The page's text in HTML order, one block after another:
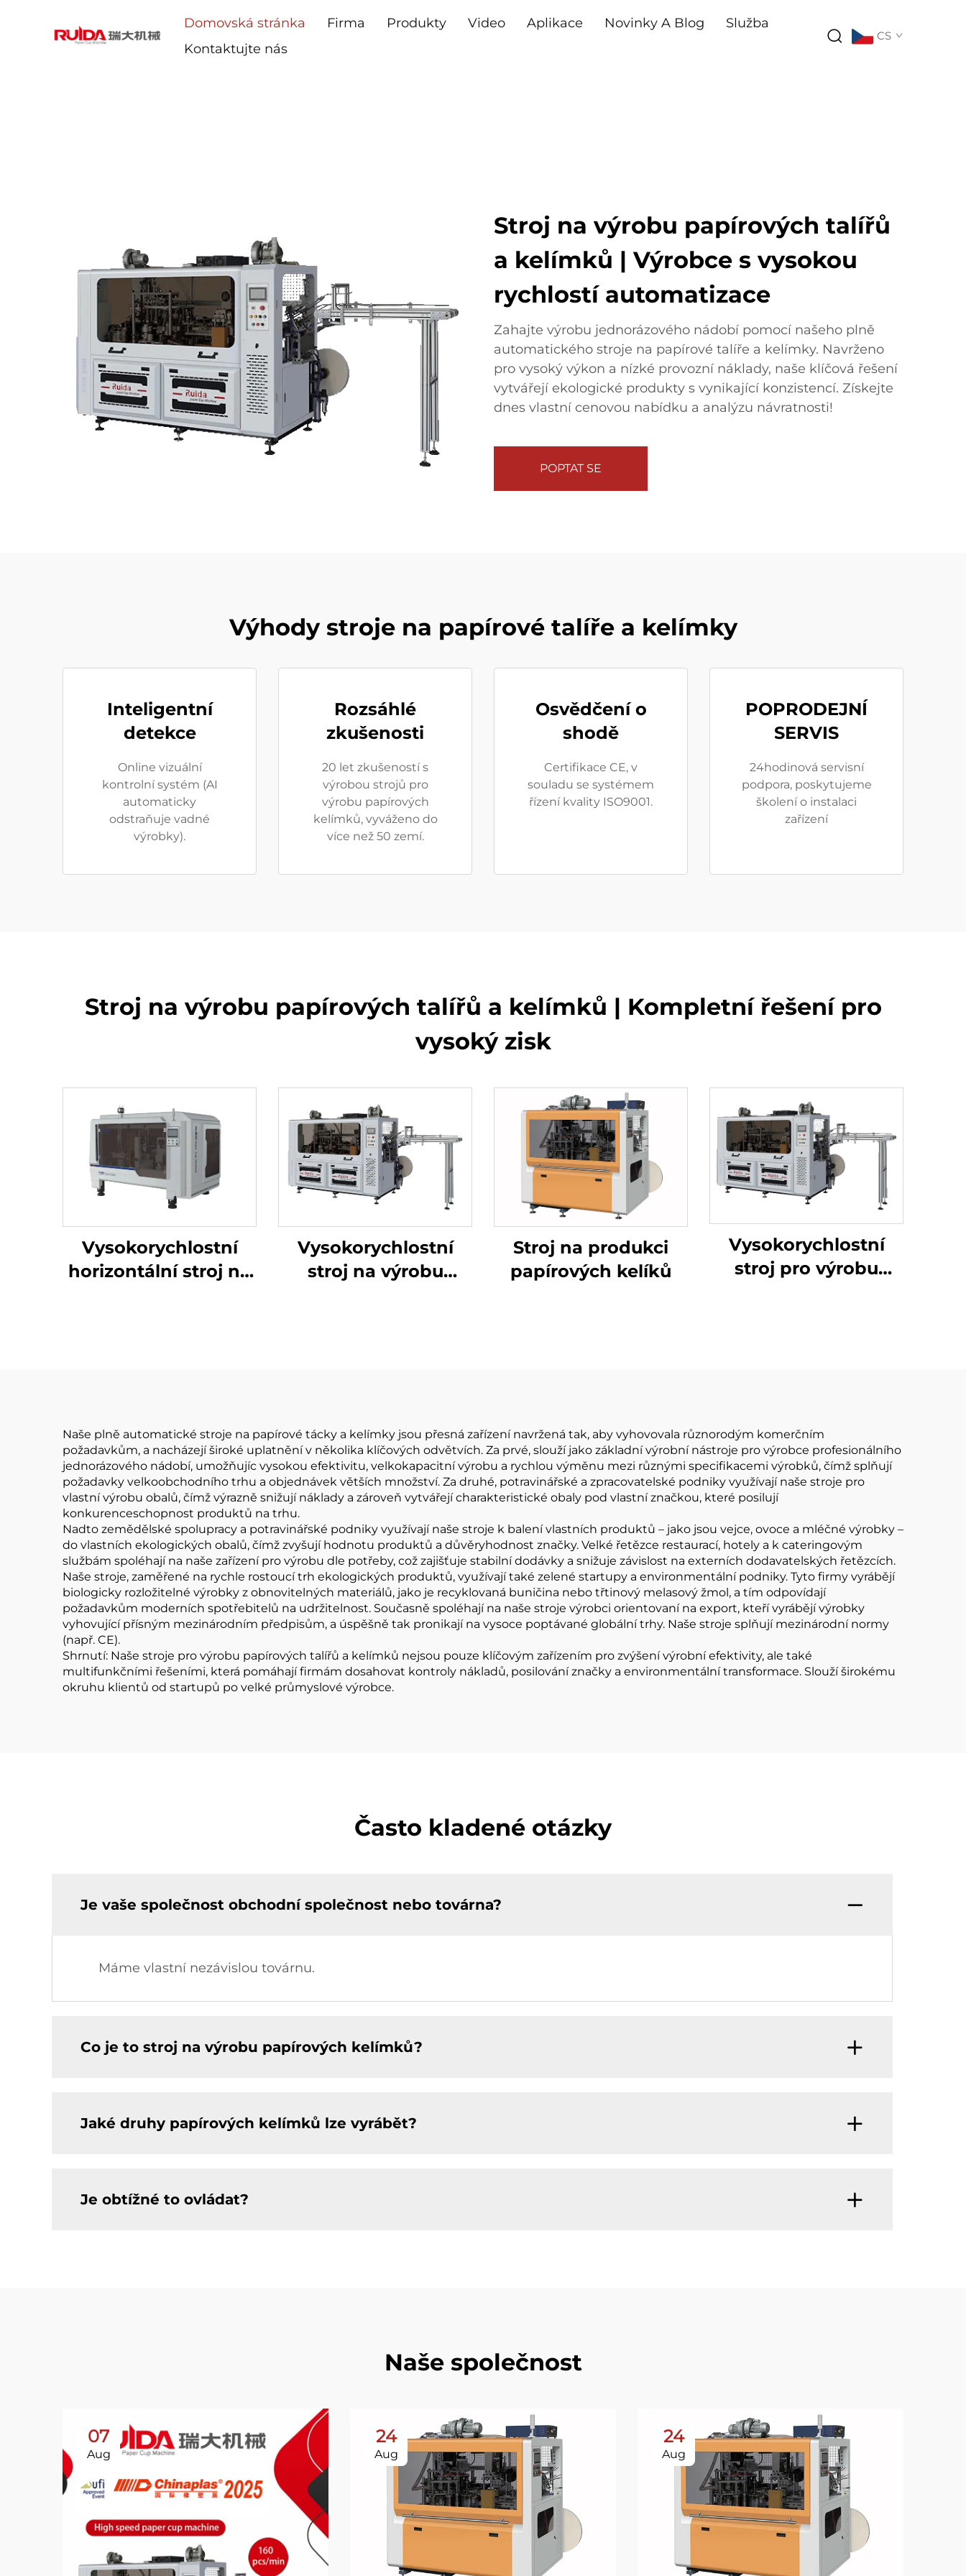
Domovská stránka Firma Produkty Video Aplikace Novinky A Blog
Služba
Kontaktujte nás
CS
Stroj na výrobu papírových talířů
a kelímků | Výrobce s vysokou
rychlostí automatizace
Zahajte výrobu jednorázového nádobí pomocí našeho plně
automatického stroje na papírové talíře a kelímky. Navrženo
pro vysoký výkon a nízké provozní náklady, naše klíčová řešení
vytvářejí ekologické produkty s vynikající konzistencí. Získejte
dnes vlastní cenovou nabídku a analýzu návratnosti!
POPTAT SE
Výhody stroje na papírové talíře a kelímky
Inteligentní
detekce
Online vizuální
kontrolní systém (AI
automaticky
odstraňuje vadné
výrobky).
Rozsáhlé
zkušenosti
20 let zkušeností s
výrobou strojů pro
výrobu papírových
kelímků, vyváženo do
více než 50 zemí.
Osvědčení o
shodě
Certifikace CE, v
souladu se systémem
řízení kvality ISO9001.
POPRODEJNÍ
SERVIS
24hodinová servisní
podpora, poskytujeme
školení o instalaci
zařízení
Stroj na výrobu papírových talířů a kelímků | Kompletní řešení pro
vysoký zisk
Vysokorychlostní
horizontální stroj na
Vysokorychlostní
stroj na výrobu
Stroj na produkci
papírových kelíků
Vysokorychlostní
stroj pro výrobu
Naše plně automatické stroje na papírové tácky a kelímky jsou přesná zařízení navržená tak, aby vyhovovala různorodým komerčním
požadavkům, a nacházejí široké uplatnění v několika klíčových odvětvích. Za prvé, slouží jako základní výrobní nástroje pro výrobce profesionálního
jednorázového nádobí, umožňujíc vysokou efektivitu, velkokapacitní výrobu a rychlou výměnu mezi různými specifikacemi výrobků, čímž splňují
požadavky velkoobchodního trhu a objednávek větších množství. Za druhé, potravinářské a zpracovatelské podniky využívají naše stroje pro
vlastní výrobu obalů, čímž výrazně snižují náklady a zároveň vytvářejí charakteristické obaly pod vlastní značkou, které posilují
konkurenceschopnost produktů na trhu.
Nadto zemědělské spolupracy a potravinářské podniky využívají naše stroje k balení vlastních produktů – jako jsou vejce, ovoce a mléčné výrobky –
do vlastních ekologických obalů, čímž zvyšují hodnotu produktů a důvěryhodnost značky. Velké řetězce restaurací, hotely a k cateringovým
službám spoléhají na naše zařízení pro výrobu dle potřeby, což zajišťuje stabilní dodávky a snižuje závislost na externích dodavatelských řetězcích.
Naše stroje, zaměřené na rychle rostoucí trh ekologických produktů, využívají také zelené startupy a environmentální podniky. Tyto firmy vyrábějí
biologicky rozložitelné výrobky z obnovitelných materiálů, jako je recyklovaná buničina nebo třtinový melasový žmol, a tím odpovídají
požadavkům moderních spotřebitelů na udržitelnost. Současně spoléhají na naše stroje výrobci orientovaní na export, kteří vyrábějí výrobky
vyhovující přísným mezinárodním předpisům, a úspěšně tak pronikají na vysoce poptávané globální trhy. Naše stroje splňují mezinárodní normy
(např. CE).
Shrnutí: Naše stroje pro výrobu papírových talířů a kelímků nejsou pouze klíčovým zařízením pro zvýšení výrobní efektivity, ale také
multifunkčními řešeními, která pomáhají firmám dosahovat kontroly nákladů, posilování značky a environmentální transformace. Slouží širokému
okruhu klientů od startupů po velké průmyslové výrobce.
Často kladené otázky
Je vaše společnost obchodní společnost nebo továrna?
Máme vlastní nezávislou továrnu.
Co je to stroj na výrobu papírových kelímků?
Jaké druhy papírových kelímků lze vyrábět?
Je obtížné to ovládat?
Naše společnost
07
Aug
24
Aug
24
Aug